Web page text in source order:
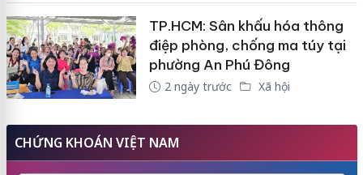
TP.HCM: Sân khấu hóa thông
điệp phòng, chống ma túy tại
phường An Phú Đông
2 ngày trước Xã hội
CHỨNG KHOÁN VIỆT NAM